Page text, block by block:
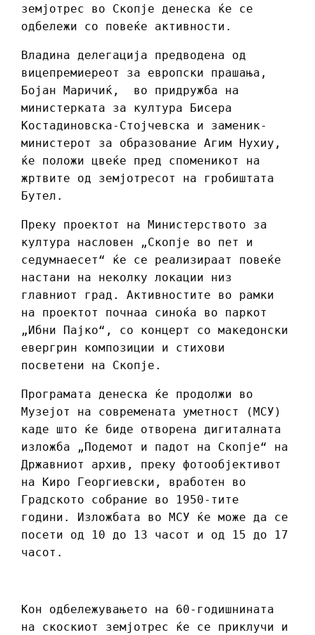
земјотрес во Скопје денеска ќе се
одбележи со повеќе активности.
Владина делегација предводена од
вицепремиереот за европски прашања,
Бојан Маричиќ, во придружба на
министерката за култура Бисера
Костадиновска-Стојчевска и заменик-
министерот за образование Агим Нухиу,
ќе положи цвеќе пред споменикот на
жртвите од земјотресот на гробиштата
Бутел.
Преку проектот на Министерството за
култура насловен „Скопје во пет и
седумнаесет“ ќе се реализираат повеќе
настани на неколку локации низ
главниот град. Активностите во рамки
на проектот почнаа синоќа во паркот
„Ибни Пајко“, со концерт со македонски
евергрин композиции и стихови
посветени на Скопје.
Програмата денеска ќе продолжи во
Музејот на современата уметност (МСУ)
каде што ќе биде отворена дигиталната
изложба „Подемот и падот на Скопје“ на
Државниот архив, преку фотообјективот
на Киро Георгиевски, вработен во
Градското собрание во 1950-тите
години. Изложбата во МСУ ќе може да се
посети од 10 до 13 часот и од 15 до 17
часот.
Кон одбележувањето на 60-годишнината
на скоскиот земјотрес ќе се приклучи и